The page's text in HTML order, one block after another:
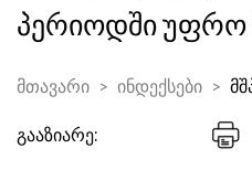
პერიოდში უფრო
მთავარი ინდექსები
გააზიარე: